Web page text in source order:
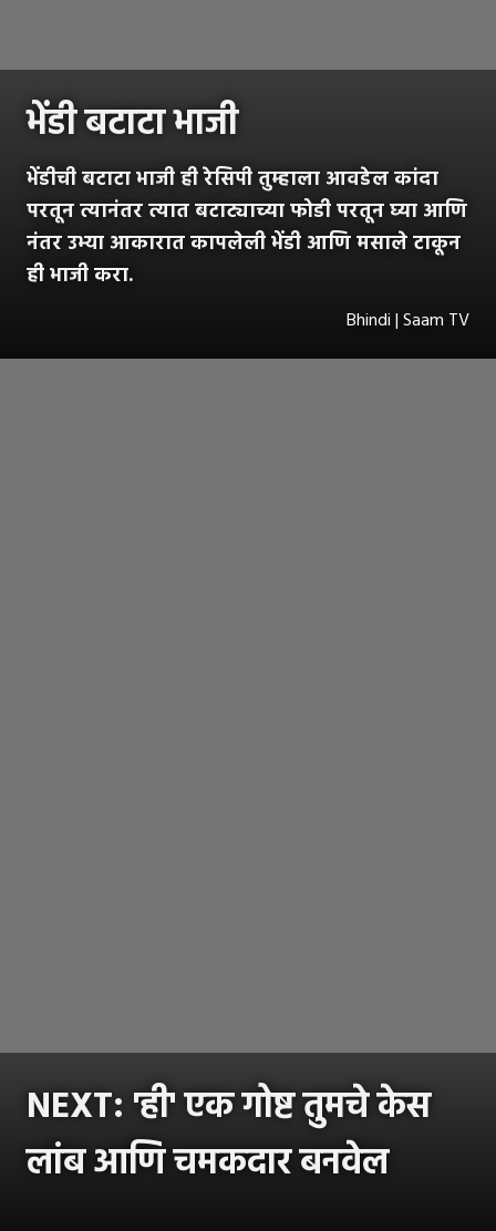
भेंडी बटाटा भाजी
भेंडीची बटाटा भाजी ही रेसिपी तुम्हाला आवडेल कांदा
परतून त्यानंतर त्यात बटाट्याच्या फोडी परतून घ्या आणि
नंतर उभ्या आकारात कापलेली भेंडी आणि मसाले टाकून
ही भाजी करा.
Bhindi | Saam TV
NEXT: 'ही' एक गोष्ट तुमचे केस
लांब आणि चमकदार बनवेल